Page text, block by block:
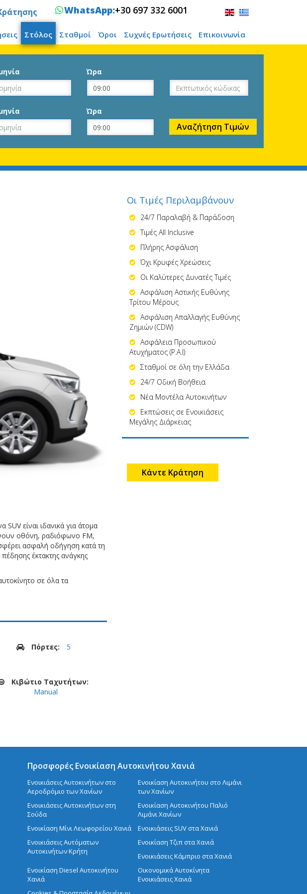
WhatsApp:+30 697 332 6001
Στόλος Σταθμοί Όροι Συχνές Ερωτήσεις Επικοινωνία
Ώρα
Ώρα
είναι ιδανικά για άτομα
οθόνη, ραδιόφωνο FM,
ασφαλή οδήγηση κατά τη
έκτακτης ανάγκης
σε όλα τα
Πόρτες: 5
Κιβώτιο Ταχυτήτων:
Manual
Οι Τιμές Περιλαμβάνουν
24/7 Παραλαβή & Παράδοση
Τιμές All Inclusive
Πλήρης Ασφάλιση
Όχι Κρυφές Χρεώσεις
Οι Καλύτερες Δυνατές Τιμές
Ασφάλιση Αστικής Ευθύνης
Τρίτου Μέρους
Ασφάλιση Απαλλαγής Ευθύνης
Ζημιών (CDW)
Ασφάλεια Προσωπικού
Ατυχήματος (P.A.I)
Σταθμοί σε όλη την Ελλάδα
24/7 Οδική Βοήθεια
Νέα Μοντέλα Αυτοκινήτων
Εκπτώσεις σε Ενοικιάσεις
Μεγάλης Διάρκειας
Κάντε Κράτηση
Προσφορές Ενοικίαση Αυτοκινήτου Χανιά
Ενοικιάσεις Αυτοκινήτων στο
Αεροδρόμιο των Χανίων
Ενοικίαση Aυτοκινήτου στο Λιμάνι
των Χανίων
Ενοικιάσεις Αυτοκινήτων στη
Σούδα
Ενοικίαση Αυτοκινήτου Παλιό
Λιμάνι Χανίων
Ενοικίαση Μίνι Λεωφορείου Χανιά
Ενοικιάσεις SUV στα Χανιά
Ενοικιάσεις Αυτόματων
Αυτοκινήτων Κρήτη
Ενοικίαση Τζιπ στα Χανιά
Ενοικιάσεις Κάμπριο στα Χανιά
Ενοικίαση Diesel Αυτοκινήτου
Χανιά
Οικονομικά Αυτοκίνητα
Ενοικιάσεις Χανιά